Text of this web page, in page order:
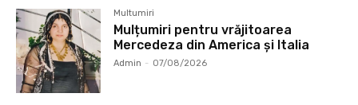
Multumiri
Mulțumiri pentru vrăjitoarea
Mercedeza din America și Italia
Admin - 07/08/2026